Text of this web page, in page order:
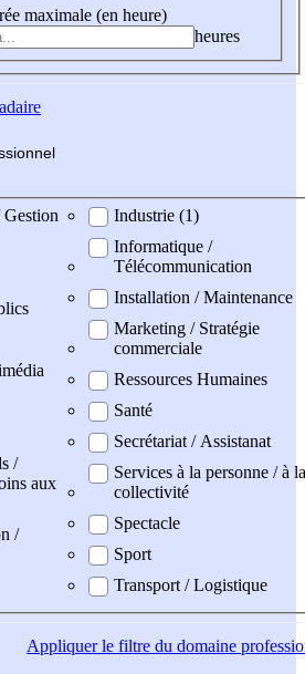
maximale (en heure)
heures
/
aux
/
Industrie (1)
Informatique /
Télécommunication
Installation / Maintenance
Marketing / Stratégie
commerciale
Ressources Humaines
Santé
Secrétariat / Assistanat
Services à la personne / à la
collectivité
Spectacle
Sport
Transport / Logistique
Appliquerle filtre du domaine